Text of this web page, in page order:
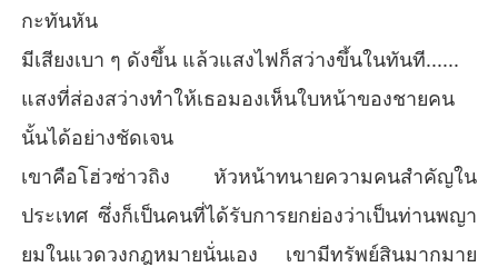
กะทันหัน
มีเสียงเบา ๆ ดังขึ้น แล้วแสงไฟก็สว่างขึ้นในทันที......
แสงที่ส่องสว่างทำให้เธอมองเห็นใบหน้าของชายคน
นั้นได้อย่างชัดเจน
เขาคือโฮ่วซ่าวถิง หัวหน้าทนายความคนสำคัญใน
ประเทศ ซึ่งก็เป็นคนที่ได้รับการยกย่องว่าเป็นท่านพญา
ยมในแวดวงกฎหมายนั่นเอง เขามีทรัพย์สินมากมาย